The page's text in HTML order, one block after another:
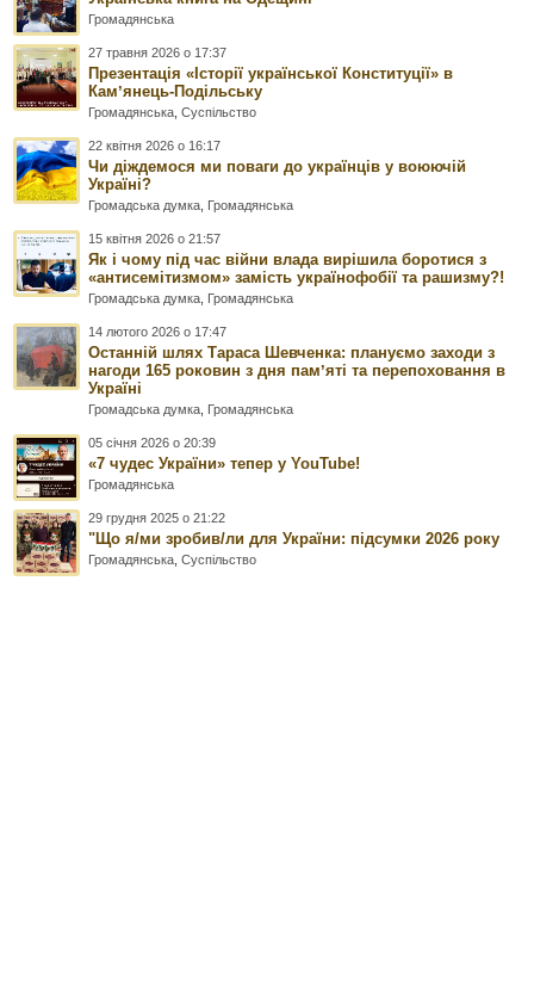
Громадянська
27 травня 2026 о 17:37
Презентація «Історії української Конституції» в
Камʼянець-Подільську
Громадянська ,Суспільство
22 квітня 2026 о 16:17
Чи діждемося ми поваги до українців у воюючій
Україні?
Громадська думка Громадянська
15 квітня 2026 о 21:57
Як і чому під час війни влада вирішила боротися з
«антисемітизмом» замість українофобії та рашизму?!
Громадська думка Громадянська
14 лютого 2026 о 17:47
Останній шлях Тараса Шевченка: плануємо заходи з
нагоди 165 роковин з дня памʼяті та перепоховання в
Україні
Громадська думка Громадянська
05 січня 2026 о 20:39
«7 чудес України» тепер у YouTube!
Громадянська
29 грудня 2025 о 21:22
"Що я/ми зробив/ли для України: підсумки 2026 року
Громадянська ,Суспільство